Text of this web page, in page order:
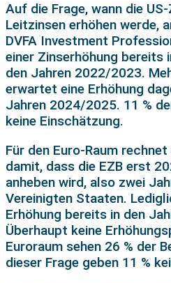
Auf die Frage, wann die
Leitzinsen erhöhen werde,
DVFA Investment
einer Zinserhöhung bereits
den Jahren 2022/2023.
erwartet eine Erhöhung
Jahren 2024/2025. 11 %
keine Einschätzung.
Für den Euro-Raum
damit, dass die EZB erst
anheben wird, also zwei
Vereinigten Staaten.
Erhöhung bereits in den
Überhaupt keine
Euroraum sehen 26 % der
dieser Frage geben 11 %